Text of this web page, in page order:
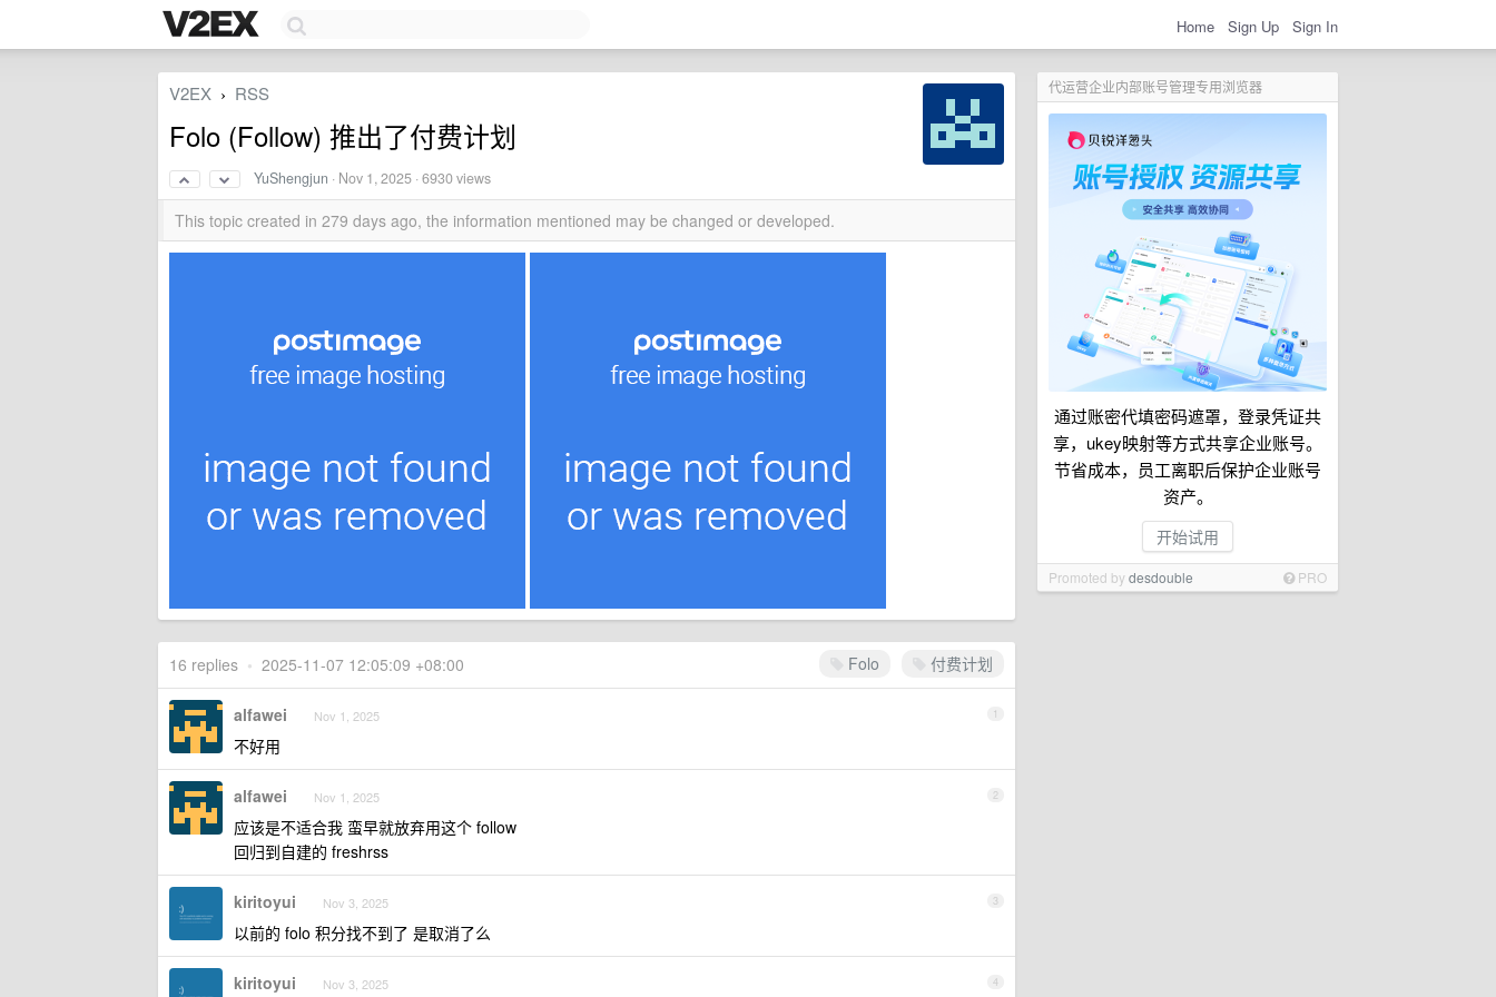
Home Sign Up Sign In
代运营企业内部账号管理专用浏览器
通过账密代填密码遮罩，登录凭证共
享，ukey映射等方式共享企业账号。
节省成本，员工离职后保护企业账号
资产。
开始试用
Promoted bydesdouble PRO
V2EX › RSS
Folo (Follow) 推出了付费计划
YuShengjun · Nov 1, 2025 · 6930 views
This topic created in 279 days ago, the information mentioned may be changed or developed.
Folo 付费计划
16 replies • 2025-11-07 12:05:09 +08:00
1
alfawei Nov 1, 2025
不好用
2
alfawei Nov 1, 2025
应该是不适合我 蛮早就放弃用这个 follow
回归到自建的 freshrss
3
kiritoyui Nov 3, 2025
以前的 folo 积分找不到了 是取消了么
4
kiritoyui Nov 3, 2025